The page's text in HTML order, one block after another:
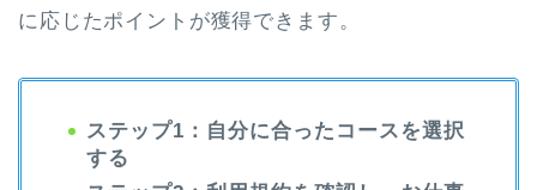
に応じたポイントが獲得できます。
ステップ1：自分に合ったコースを選択
する